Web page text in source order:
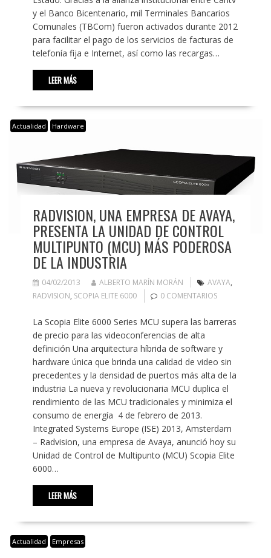
y el Banco Bicentenario, mil Terminales Bancarios
Comunales (TBCom) fueron activados durante 2012
para facilitar el pago de los servicios de facturas de
telefonía fija e Internet, así como las recargas…
LEER MÁS
Actualidad Hardware
RADVISION, UNA EMPRESA DE AVAYA,
PRESENTA LA UNIDAD DE CONTROL
MULTIPUNTO (MCU) MÁS PODEROSA
DE LA INDUSTRIA
04/02/2013 ALBERTO MARÍN MORÁN AVAYA,
RADVISION, SCOPIA ELITE 6000 0 COMENTARIOS
La Scopia Elite 6000 Series MCU supera las barreras
de precio para las videoconferencias de alta
definición Una arquitectura híbrida de software y
hardware única que brinda una calidad de video sin
precedentes y la densidad de puertos más alta de la
industria La nueva y revolucionaria MCU duplica el
rendimiento de las MCU tradicionales y minimiza el
consumo de energía 4 de febrero de 2013.
Integrated Systems Europe (ISE) 2013, Amsterdam
– Radvision, una empresa de Avaya, anunció hoy su
Unidad de Control de Multipunto (MCU) Scopia Elite
6000…
LEER MÁS
Actualidad Empresas